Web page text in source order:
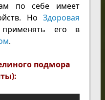
по себе имеет
НоЗдоровая
применять его в
.
подмора